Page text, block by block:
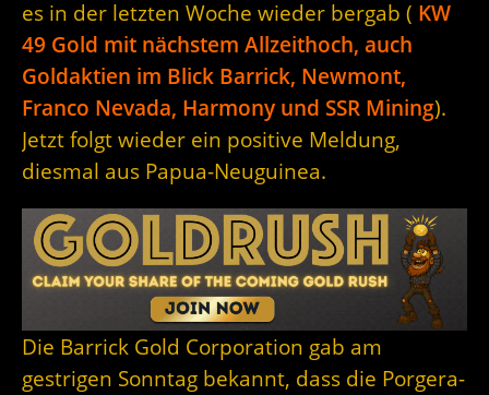
es in der letzten Woche wieder bergab ( KW
49 Gold mit nächstem Allzeithoch, auch
Goldaktien im Blick Barrick, Newmont,
Franco Nevada, Harmony und SSR Mining).
Jetzt folgt wieder ein positive Meldung,
diesmal aus Papua-Neuguinea.
Die Barrick Gold Corporation gab am
gestrigen Sonntag bekannt, dass die Porgera-